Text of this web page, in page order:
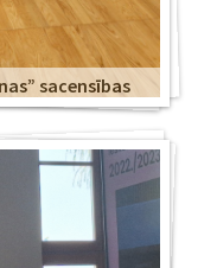
sacensības